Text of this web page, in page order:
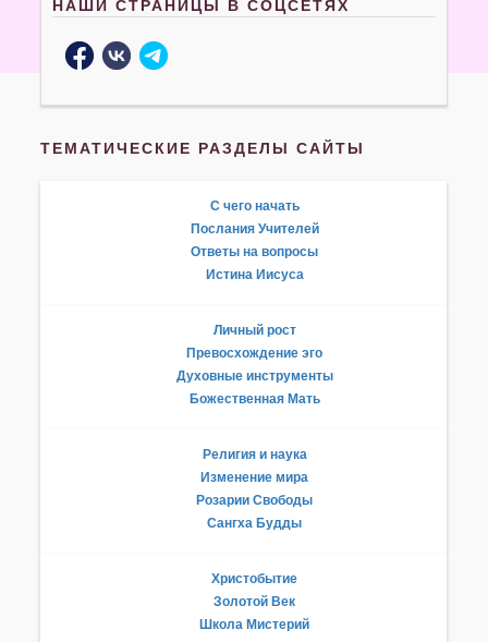
НАШИ СТРАНИЦЫ В СОЦСЕТЯХ
ТЕМАТИЧЕСКИЕ РАЗДЕЛЫ САЙТЫ
С чего начать
Послания Учителей
Ответы на вопросы
Истина Иисуса
Личный рост
Превосхождение эго
Духовные инструменты
Божественная Мать
Религия и наука
Изменение мира
Розарии Свободы
Сангха Будды
Христобытие
Золотой Век
Школа Мистерий